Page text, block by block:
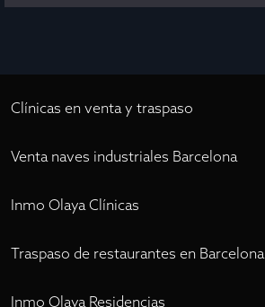
Clínicas en venta y traspaso
Venta naves industriales Barcelona
Inmo Olaya Clínicas
Traspaso de restaurantes en Barcelona
Inmo Olaya Residencias